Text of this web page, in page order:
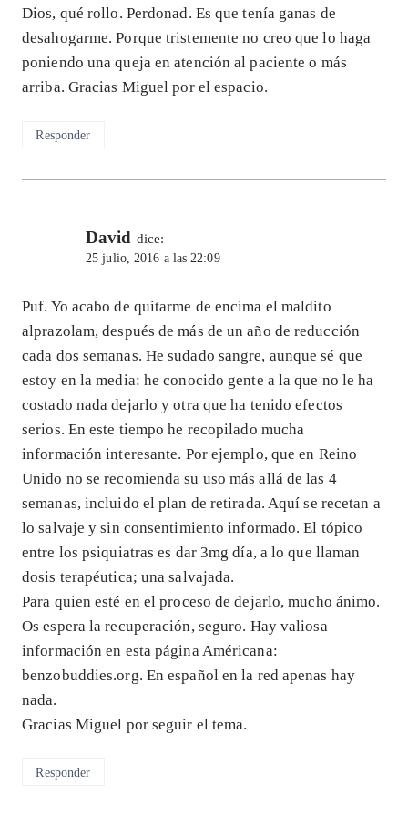
Dios, qué rollo. Perdonad. Es que tenía ganas de
desahogarme. Porque tristemente no creo que lo haga
poniendo una queja en atención al paciente o más
arriba. Gracias Miguel por el espacio.
Responder
David dice:
25 julio, 2016 a las 22:09
Puf. Yo acabo de quitarme de encima el maldito
alprazolam, después de más de un año de reducción
cada dos semanas. He sudado sangre, aunque sé que
estoy en la media: he conocido gente a la que no le ha
costado nada dejarlo y otra que ha tenido efectos
serios. En este tiempo he recopilado mucha
información interesante. Por ejemplo, que en Reino
Unido no se recomienda su uso más allá de las 4
semanas, incluido el plan de retirada. Aquí se recetan a
lo salvaje y sin consentimiento informado. El tópico
entre los psiquiatras es dar 3mg día, a lo que llaman
dosis terapéutica; una salvajada.
Para quien esté en el proceso de dejarlo, mucho ánimo.
Os espera la recuperación, seguro. Hay valiosa
información en esta página Américana:
benzobuddies.org. En español en la red apenas hay
nada.
Gracias Miguel por seguir el tema.
Responder